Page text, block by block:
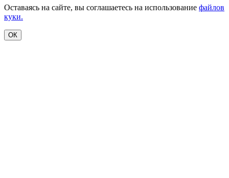
Оставаясь на сайте, вы соглашаетесь на использование файлов
куки.
ОК